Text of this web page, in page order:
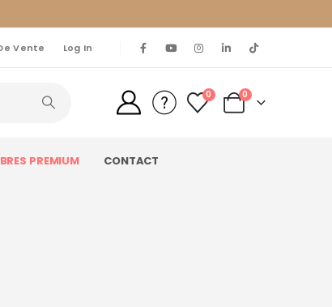
Vente Log In
0 0
PREMIUM CONTACT